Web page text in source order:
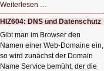
Weiterlesen …
Der
Ausbruch
der
KI
HIZ604: DNS und Datenschutz
Gibt man im Browser den
Namen einer Web-Domaine ein,
so wird zunächst der Domain
Name Service bemüht, der die